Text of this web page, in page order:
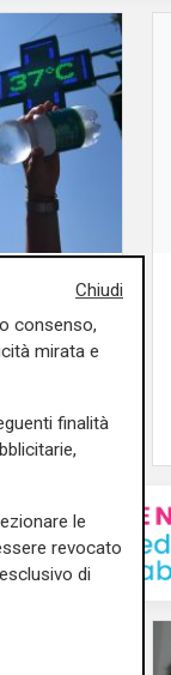
rosso
giorno
di F.S.
Chiudi
consenso,
mirata e
finalità
le
revocato
di